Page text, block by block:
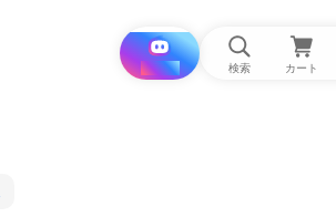
i と探す 検索 カート